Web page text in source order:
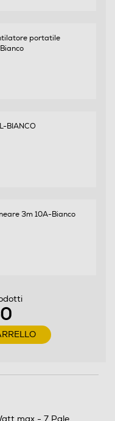
portatile
BIANCO
3m 10A-Bianco
max - 7 Pale